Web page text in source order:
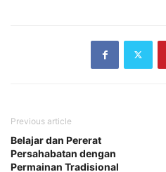
Previous article
Belajar dan Pererat
Persahabatan dengan
Permainan Tradisional